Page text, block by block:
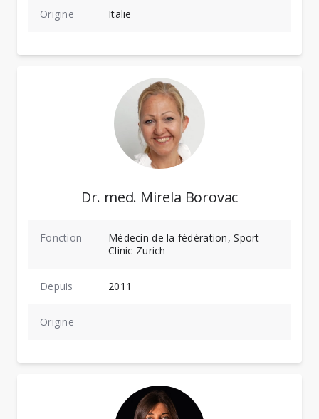
Origine Italie
Dr. med. Mirela Borovac
Fonction
Médecin de la fédération, Sport
Clinic Zurich
Depuis 2011
Origine